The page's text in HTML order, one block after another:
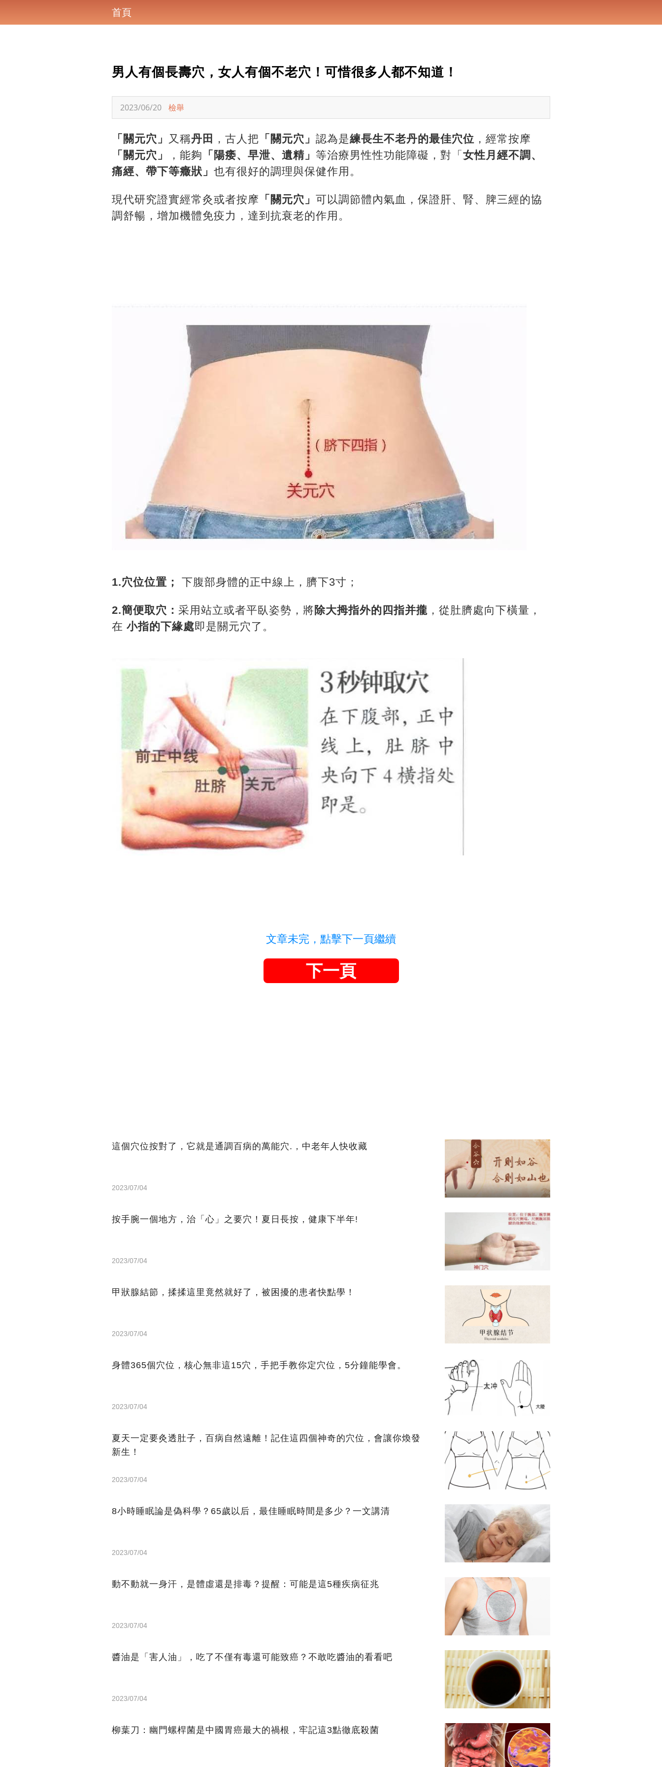
首頁
男人有個長壽穴，女人有個不老穴！可惜很多人都不知道！
2023/06/20 檢舉
「關元穴」 又稱丹田 ，古人把 「關元穴」 認為是練長生不老丹的最佳穴位 ，經常按摩
「關元穴」
，能夠 「陽痿、早泄、遺精」 等治療男性性功能障礙，對「 女性月經不調、
痛經、帶下等癥狀」 也有很好的調理與保健作用。
現代研究證實經常灸或者按摩 「關元穴」 可以調節體內氣血，保證肝、腎、脾三經的協
調舒暢，增加機體免疫力，達到抗衰老的作用。
1.穴位位置； 下腹部身體的正中線上，臍下3寸；
2.簡便取穴： 采用站立或者平臥姿勢，將 除大拇指外的四指并攏 ，從肚臍處向下橫量，
在 小指的下緣處即是關元穴了。
文章未完，點擊下一頁繼續
下一頁
這個穴位按對了，它就是通調百病的萬能穴.，中老年人快收藏
2023/07/04
按手腕一個地方，治「心」之要穴！夏日長按，健康下半年!
2023/07/04
甲狀腺結節，揉揉這里竟然就好了，被困擾的患者快點學！
2023/07/04
身體365個穴位，核心無非這15穴，手把手教你定穴位，5分鐘能學會。
2023/07/04
夏天一定要灸透肚子，百病自然遠離！記住這四個神奇的穴位，會讓你煥發
新生！
2023/07/04
8小時睡眠論是偽科學？65歲以后，最佳睡眠時間是多少？一文講清
2023/07/04
動不動就一身汗，是體虛還是排毒？提醒：可能是這5種疾病征兆
2023/07/04
醬油是「害人油」，吃了不僅有毒還可能致癌？不敢吃醬油的看看吧
2023/07/04
柳葉刀：幽門螺桿菌是中國胃癌最大的禍根，牢記這3點徹底殺菌